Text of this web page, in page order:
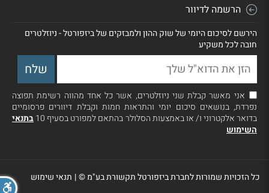
הרשמה לדיוור
הירשם לסיכום היומי של שוק ההון ולמבזקים של ביזפורטל - ניוזלטרים
חובה לכל משקיע
אני מאשר קבלת שני ניוזלטרים, אשר כל אחד מהווה רשימת תפוצה
נפרדת, בנושאים סיכום יומי והתראות חמות וקבלת דיוורים פרסומיים
בדואר אלקטרוני ו/ או באמצעות הסלולר בהתאם למפורט בסעיף 10
בתנאי
השימוש
כל הזכויות שמורות לחברת ביזפורטל תקשורת בע"מ ©| תנאי שימוש